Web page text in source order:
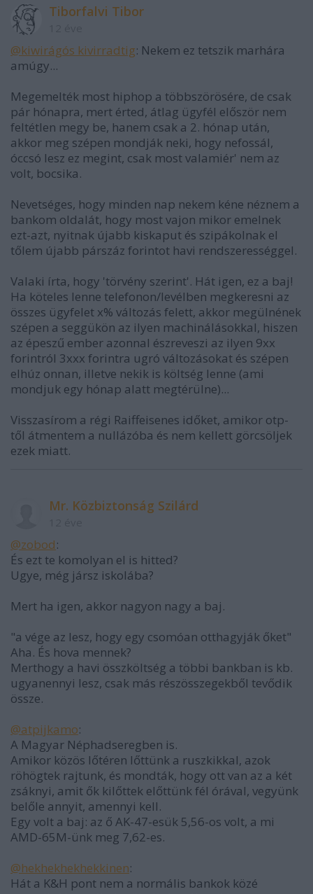
Tiborfalvi Tibor
@kiwirágós kivirradtig: Nekem ez tetszik marhára
amúgy...
Megemelték most hiphop a többszörösére, de csak
pár hónapra, mert érted, átlag ügyfél először nem
feltétlen megy be, hanem csak a 2. hónap után,
akkor meg szépen mondják neki, hogy nefossál,
óccsó lesz ez megint, csak most valamiér' nem az
volt, bocsika.
Nevetséges, hogy minden nap nekem kéne néznem a
bankom oldalát, hogy most vajon mikor emelnek
ezt-azt, nyitnak újabb kiskaput és szipákolnak el
tőlem újabb párszáz forintot havi rendszerességgel.
Valaki írta, hogy 'törvény szerint'. Hát igen, ez a baj!
Ha köteles lenne telefonon/levélben megkeresni az
összes ügyfelet x% változás felett, akkor megülnének
szépen a seggükön az ilyen machinálásokkal, hiszen
az épeszű ember azonnal észreveszi az ilyen 9xx
forintról 3xxx forintra ugró változásokat és szépen
elhúz onnan, illetve nekik is költség lenne (ami
mondjuk egy hónap alatt megtérülne)...
Visszasírom a régi Raiffeisenes időket, amikor otp-
től átmentem a nullázóba és nem kellett görcsöljek
ezek miatt.
Mr. Közbiztonság Szilárd
@zobod:
És ezt te komolyan el is hitted?
Ugye, még jársz iskolába?
Mert ha igen, akkor nagyon nagy a baj.
"a vége az lesz, hogy egy csomóan otthagyják őket"
Aha. És hova mennek?
Merthogy a havi összköltség a többi bankban is kb.
ugyanennyi lesz, csak más részösszegekből tevődik
össze.
@atpijkamo:
A Magyar Néphadseregben is.
Amikor közös lőtéren lőttünk a ruszkikkal, azok
röhögtek rajtunk, és mondták, hogy ott van az a két
zsáknyi, amit ők kilőttek előttünk fél órával, vegyünk
belőle annyit, amennyi kell.
Egy volt a baj: az ő AK-47-esük 5,56-os volt, a mi
AMD-65M-ünk meg 7,62-es.
@hekhekhekhekkinen:
Hát a K&H pont nem a normális bankok közé